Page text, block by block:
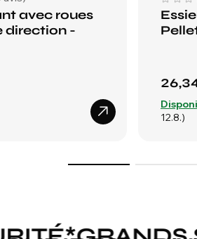
avec roues
direction -
12.8.)